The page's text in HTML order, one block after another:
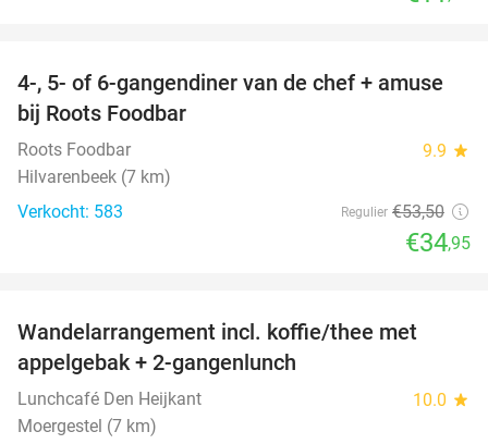
35%
4-, 5- of 6-gangendiner van de chef + amuse
bij Roots Foodbar
Roots Foodbar 9.9 star
Hilvarenbeek (7 km)
Verkocht: 583
Regulier €53,50
€34,95
Wandelarrangement incl. koffie/thee met
appelgebak + 2-gangenlunch
Lunchcafé Den Heijkant 10.0 star
Moergestel (7 km)